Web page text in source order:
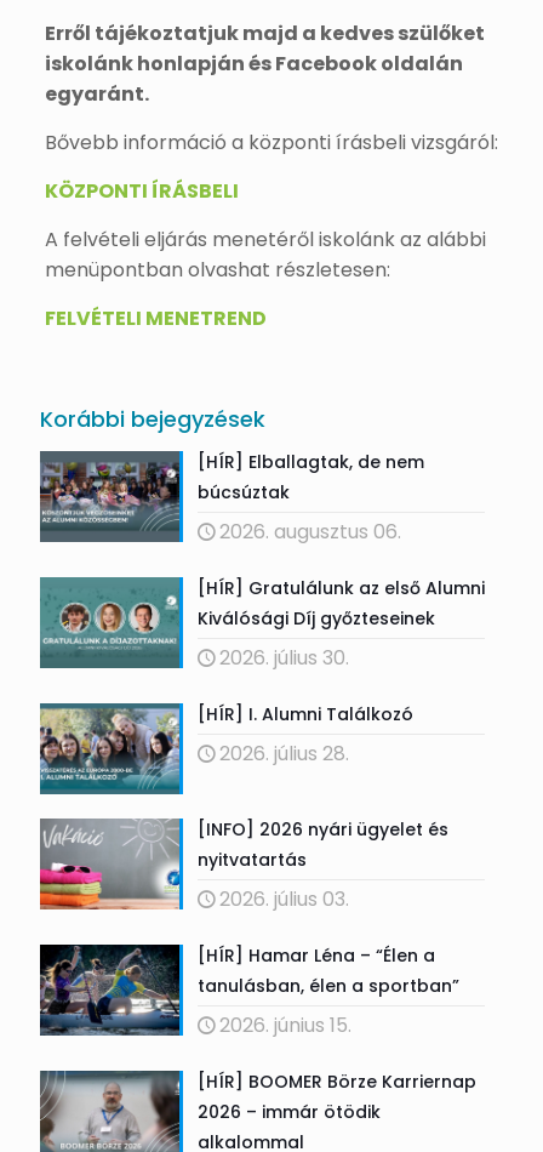
Erről tájékoztatjuk majd a kedves szülőket
iskolánk honlapján és Facebook oldalán
egyaránt.
Bővebb információ a központi írásbeli vizsgáról:
KÖZPONTI ÍRÁSBELI
A felvételi eljárás menetéről iskolánk az alábbi
menüpontban olvashat részletesen:
FELVÉTELI MENETREND
Korábbi bejegyzések
[HÍR] Elballagtak, de nem
búcsúztak
2026. augusztus 06.
[HÍR] Gratulálunk az első Alumni
Kiválósági Díj győzteseinek
2026. július 30.
[HÍR] I. Alumni Találkozó
2026. július 28.
[INFO] 2026 nyári ügyelet és
nyitvatartás
2026. július 03.
[HÍR] Hamar Léna – “Élen a
tanulásban, élen a sportban”
2026. június 15.
[HÍR] BOOMER Börze Karriernap
2026 – immár ötödik
alkalommal